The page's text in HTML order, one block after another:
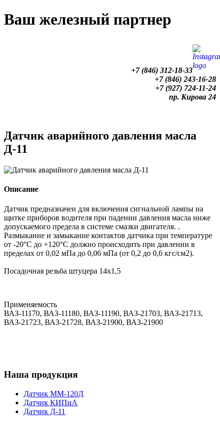
Ваш железный партнер
+7 (846) 312-18-33
+7 (846) 243-16-28
+7 (927) 724-11-24
пр. Кирова 24
Датчик аварийного давления масла
Д-11
Описание
Датчик предназначен для включения сигнальной лампы на
щитке приборов водителя при падении давления масла ниже
допускаемого предела в системе смазки двигателя. .
Размыкание и замыкание контактов датчика при температуре
от -20°C до +120°C должно происходить при давлении в
пределах от 0,02 мПа до 0,06 мПа (от 0,2 до 0,6 кгс/см2).
Посадочная резьба штуцера 14х1,5
Применяемость
ВАЗ-11170, ВАЗ-11180, ВАЗ-11190, ВАЗ-21703, ВАЗ-21713,
ВАЗ-21723, ВАЗ-21728, ВАЗ-21900, ВАЗ-21900
Наша продукция
Датчик ММ-120Д
Датчик КИПиА
Датчик Д-11